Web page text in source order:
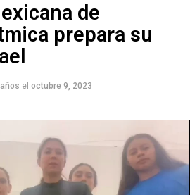
de
prepara su
el octubre 9, 2023